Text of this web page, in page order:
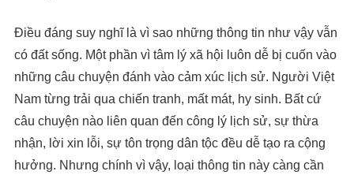
Điều đáng suy nghĩ là vì sao những thông tin như vậy vẫn
có đất sống. Một phần vì tâm lý xã hội luôn dễ bị cuốn vào
những câu chuyện đánh vào cảm xúc lịch sử. Người Việt
Nam từng trải qua chiến tranh, mất mát, hy sinh. Bất cứ
câu chuyện nào liên quan đến công lý lịch sử, sự thừa
nhận, lời xin lỗi, sự tôn trọng dân tộc đều dễ tạo ra cộng
hưởng. Nhưng chính vì vậy, loại thông tin này càng cần